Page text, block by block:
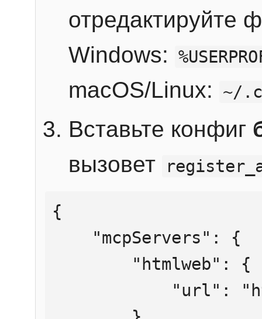
отредактируйте
Windows:
macOS/Linux: ~/
Вставьте конфиг
вызовет
{